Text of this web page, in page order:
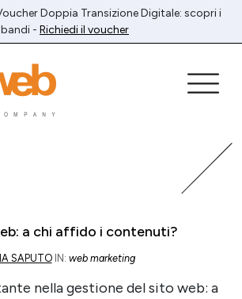
Doppia Transizione Digitale: scopri i
bandi - Richiedi il voucher
a chi affido i contenuti?
SAPUTOIN: web marketing
nella gestione del sito web: a